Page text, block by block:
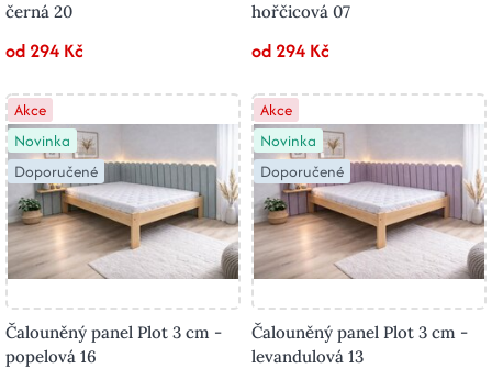
černá 20
od 294 Kč
hořčicová 07
od 294 Kč
Akce
Novinka
Doporučené
Čalouněný panel Plot 3 cm -
popelová 16
Akce
Novinka
Doporučené
Čalouněný panel Plot 3 cm -
levandulová 13